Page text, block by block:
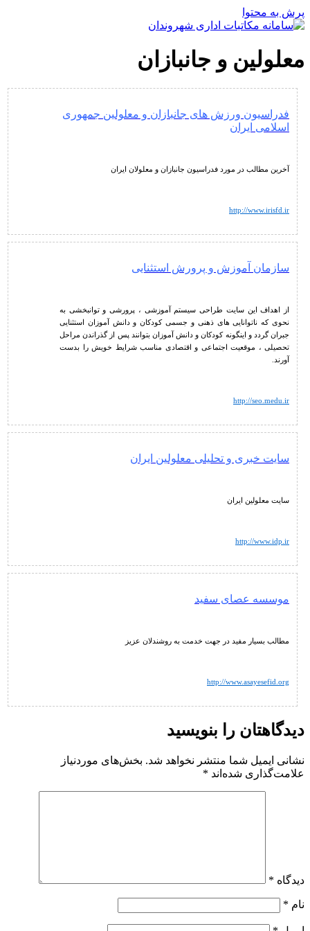
پرش به محتوا
معلولین و جانبازان
فدراسیون ورزش های جانبازان و معلولین جمهوری
اسلامی ایران
آخرین مطالب در مورد فدراسیون جانبازان و معلولان ایران
http://www.irisfd.ir
سازمان آموزش و پرورش استثنایی
از اهداف این سایت طراحی سیستم آموزشی ، پرورشی و توانبخشی به
نحوی که ناتوانایی های ذهنی و جسمی کودکان و دانش آموزان استثنایی
جبران گردد و اینگونه کودکان و دانش آموزان بتوانند پس از گذراندن مراحل
تحصیلی ، موقعیت اجتماعی و اقتصادی مناسب شرایط خویش را بدست
آورند.
http://seo.medu.ir
سایت خبری و تحلیلی معلولین ایران
سایت معلولین ایران
http://www.idp.ir
موسسه عصای سفید
مطالب بسیار مفید در جهت خدمت به روشندلان عزیز
http://www.asayesefid.org
دیدگاهتان را بنویسید
نشانی ایمیل شما منتشر نخواهد شد. بخش‌های موردنیاز
علامت‌گذاری شده‌اند *
دیدگاه *
نام *